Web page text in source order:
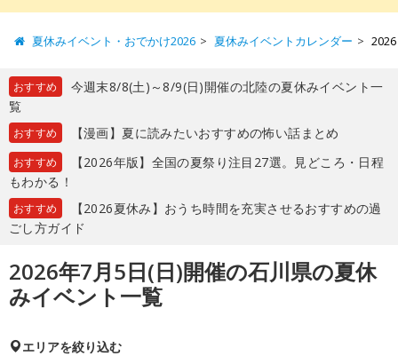
夏休みイベント・おでかけ2026 夏休みイベントカレンダー
おすすめ
今週末8/8(土)～8/9(日)開催の北陸の夏休みイベント一
覧
おすすめ 【漫画】夏に読みたいおすすめの怖い話まとめ
おすすめ
【2026年版】全国の夏祭り注目27選。見どころ・日程
もわかる！
おすすめ
【2026夏休み】おうち時間を充実させるおすすめの過
ごし方ガイド
2026年7月5日(日)開催の石川県の夏休
みイベント一覧
エリアを絞り込む